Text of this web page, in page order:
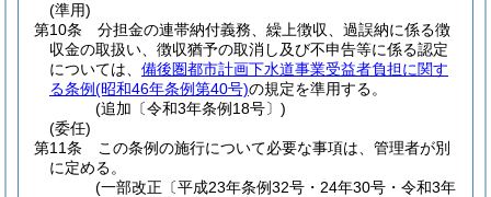
(準用)
第10条
分担金の連帯納付義務、繰上徴収、過誤納に係る徴
収金の取扱い、徴収猶予の取消し及び不申告等に係る認定
については、 備後圏都市計画下水道事業受益者負担に関す
る条例(昭和46年条例第40号)の規定を準用する。
(追加〔令和3年条例18号〕)
(委任)
第11条
この条例の施行について必要な事項は、管理者が別
に定める。
(一部改正〔平成23年条例32号・24年30号・令和3年